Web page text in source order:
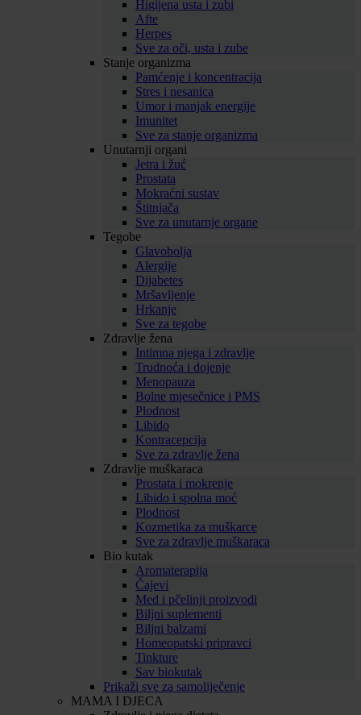
Higijena usta i zubi
Afte
Herpes
Sve za oči, usta i zube
Stanje organizma
Pamćenje i koncentracija
Stres i nesanica
Umor i manjak energije
Imunitet
Sve za stanje organizma
Unutarnji organi
Jetra i žuć
Prostata
Mokraćni sustav
Štitnjača
Sve za unutarnje organe
Tegobe
Glavobolja
Alergije
Dijabetes
Mršavljenje
Hrkanje
Sve za tegobe
Zdravlje žena
Intimna njega i zdravlje
Trudnoća i dojenje
Menopauza
Bolne mjesečnice i PMS
Plodnost
Libido
Kontracepcija
Sve za zdravlje žena
Zdravlje muškaraca
Prostata i mokrenje
Libido i spolna moć
Plodnost
Kozmetika za muškarce
Sve za zdravlje muškaraca
Bio kutak
Aromaterapija
Čajevi
Med i pčelinji proizvodi
Biljni suplementi
Biljni balzami
Homeopatski pripravci
Tinkture
Sav biokutak
Prikaži sve za samoliječenje
MAMA I DJECA